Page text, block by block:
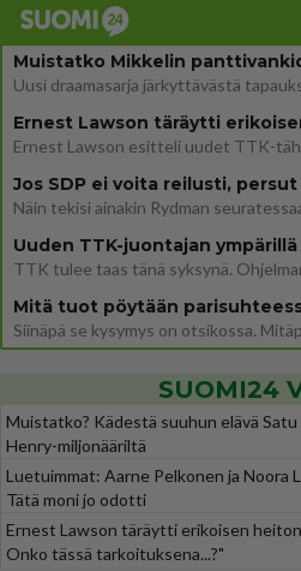
Muistatko Mikkelin
Mitä tuot pöytään
SUOMI24
Muistatko? Kädestä suuhun elävä
Henry-miljonääriltä
Luetuimmat: Aarne Pelkonen ja Noora
Tätä moni jo odotti
Ernest Lawson täräytti erikoisen
Onko tässä tarkoituksena...?"